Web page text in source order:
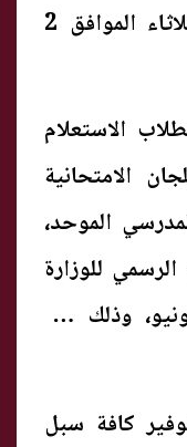
المدارس، اعتبارًا من يوم الثلاثاء الموافق 2
الاستعلام
الامتحانية
الموحد،
للوزارة
من يوم الاثنين ١ يونيو، وذلك عبر
كافة سبل